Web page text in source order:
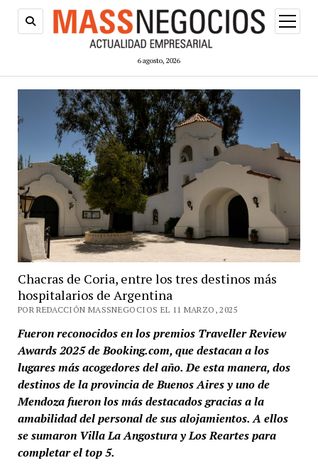
6 agosto, 2026
abrir
menú
Chacras de Coria, entre los tres destinos más
hospitalarios de Argentina
POR REDACCIÓN MASSNEGOCIOS EL 11 MARZO, 2025
Fueron reconocidos en los premios Traveller Review
Awards 2025 de Booking.com, que destacan a los
lugares más acogedores del año. De esta manera, dos
destinos de la provincia de Buenos Aires y uno de
Mendoza fueron los más destacados gracias a la
amabilidad del personal de sus alojamientos. A ellos
se sumaron Villa La Angostura y Los Reartes para
completar el top 5.